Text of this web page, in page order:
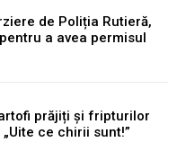
de Poliția Rutieră,
a avea permisul
prăjiți și fripturilor
ce chirii sunt!”